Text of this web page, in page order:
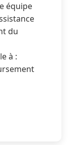
équipe
du
à :